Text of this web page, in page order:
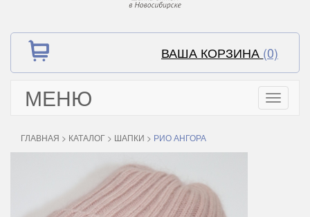
ВАША КОРЗИНА (0)
МЕНЮ
Toggle
ГЛАВНАЯ > КАТАЛОГ > ШАПКИ > РИО АНГОРА